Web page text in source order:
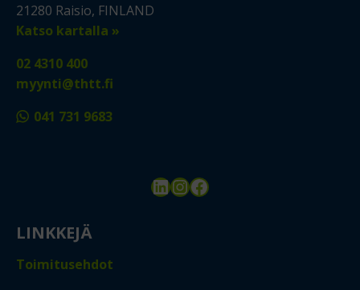
21280 Raisio, FINLAND
Katso kartalla »
02 4310 400
myynti@thtt.fi
041 731 9683
LinkedIn
Instagram
Facebook
LINKKEJÄ
Toimitusehdot